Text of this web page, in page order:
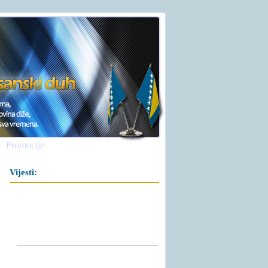
Promocije
Vijesti: